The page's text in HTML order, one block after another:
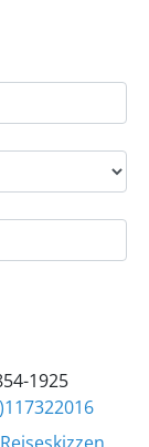
1925